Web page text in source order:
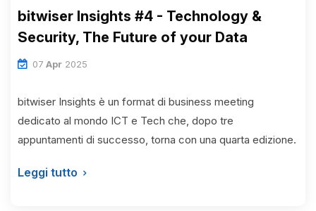
bitwiser Insights #4 - Technology &
Security, The Future of your Data
07 Apr 2025
bitwiser Insights è un format di business meeting
dedicato al mondo ICT e Tech che, dopo tre
appuntamenti di successo, torna con una quarta edizione.
Leggi tutto